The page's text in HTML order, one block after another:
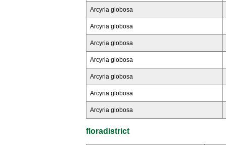
Arcyria globosa
Arcyria globosa
Arcyria globosa
Arcyria globosa
Arcyria globosa
Arcyria globosa
Arcyria globosa
floradistrict